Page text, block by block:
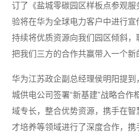
订了《盐城零碳园区样板点参观
验将在华为全球电力客户中进行
持续将优质资源向我们园区倾斜
把我们三方的合作共赢带入一个新
华为江苏政企副总经理侯明阳提
城供电公司签署“新基建”战略合
域专长，整合优势资源，携手在
才培养等领域进行了深度合作，